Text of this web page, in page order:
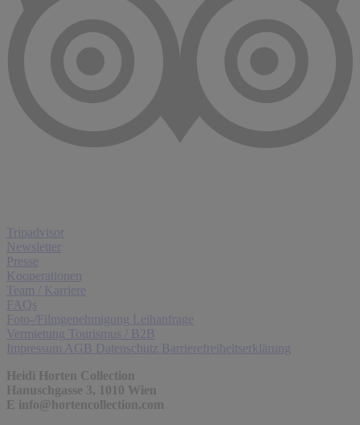
Tripadvisor
Newsletter
Presse
Kooperationen
Team / Karriere
FAQs
Foto-/Filmgenehmigung Leihanfrage
Vermietung Tourismus / B2B
Impressum AGB Datenschutz Barrierefreiheitserklärung
Heidi Horten Collection
Hanuschgasse 3, 1010 Wien
E info@hortencollection.com